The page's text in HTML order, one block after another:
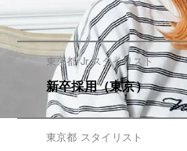
東京都 Jr.スタイリスト
新卒採用（東京）
東京都 スタイリスト